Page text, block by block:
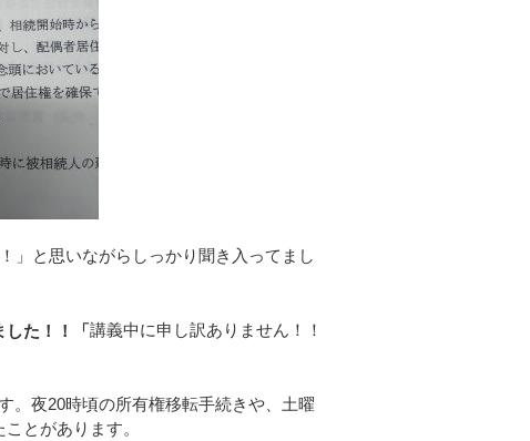
」と思いながらしっかり聞き入ってまし
した！！「講義中に申し訳ありません！！
。夜20時頃の所有権移転手続きや、土曜
とがあります。